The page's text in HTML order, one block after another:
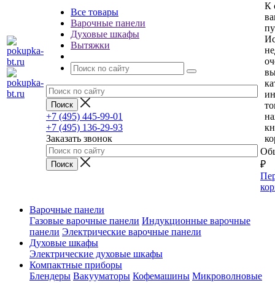
Все товары
Варочные панели
Духовые шкафы
Вытяжки
+7 (495) 445-99-01
+7 (495) 136-29-93
Заказать звонок
К
₽
Варочные панели
Газовые варочные панели Индукционные варочные
панели Электрические варочные панели
Духовые шкафы
Электрические духовые шкафы
Компактные приборы
Блендеры Вакууматоры Кофемашины Микроволновые